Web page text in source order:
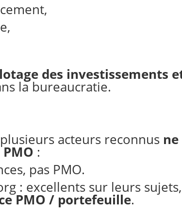
des investissements
la bureaucratie.
acteurs reconnus ne
:
pas PMO.
: excellents sur leurs sujets,
PMO / portefeuille.